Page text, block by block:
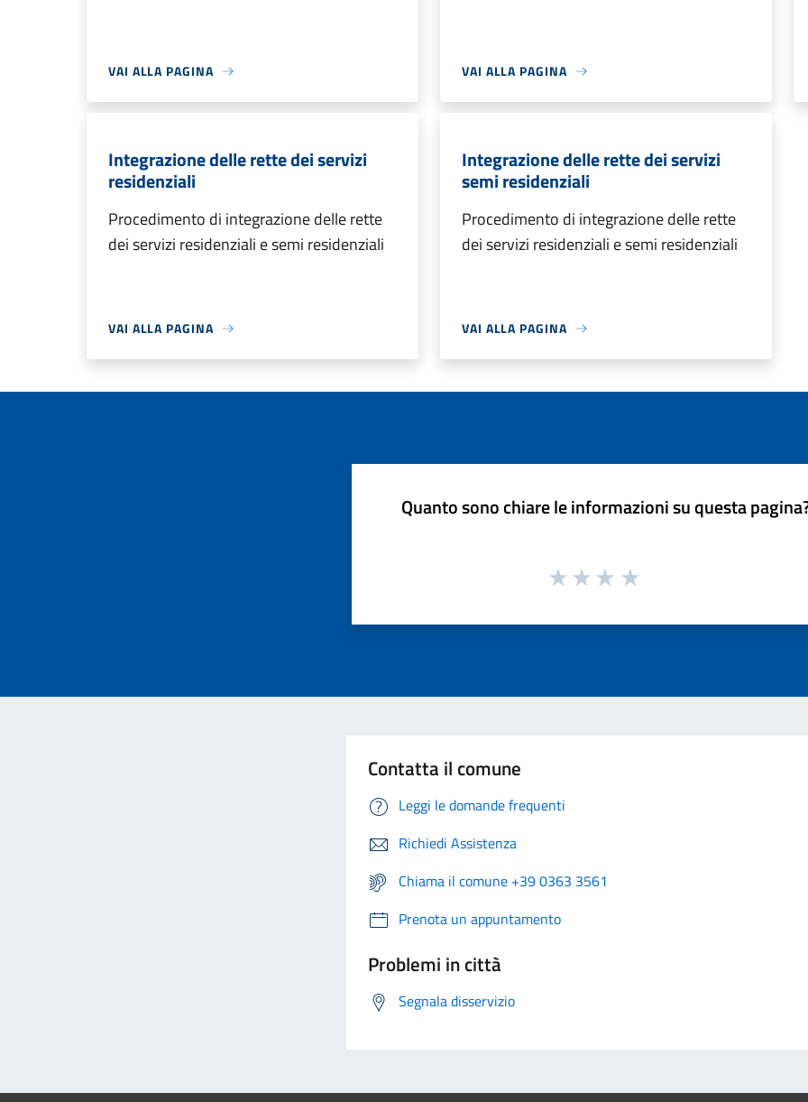
VAI ALLA PAGINA VAI ALLA PAGINA
Integrazione delle rette dei servizi
residenziali
Procedimento di integrazione delle rette
dei servizi residenziali e semi residenziali
VAI ALLA PAGINA
Integrazione delle rette dei servizi
semi residenziali
Procedimento di integrazione delle rette
dei servizi residenziali e semi residenziali
VAI ALLA PAGINA
Quanto sono chiare le informazioni su questa
Contatta il comune
Leggi le domande frequenti
Richiedi Assistenza
Chiama il comune +39 0363 3561
Prenota un appuntamento
Problemi in città
Segnala disservizio